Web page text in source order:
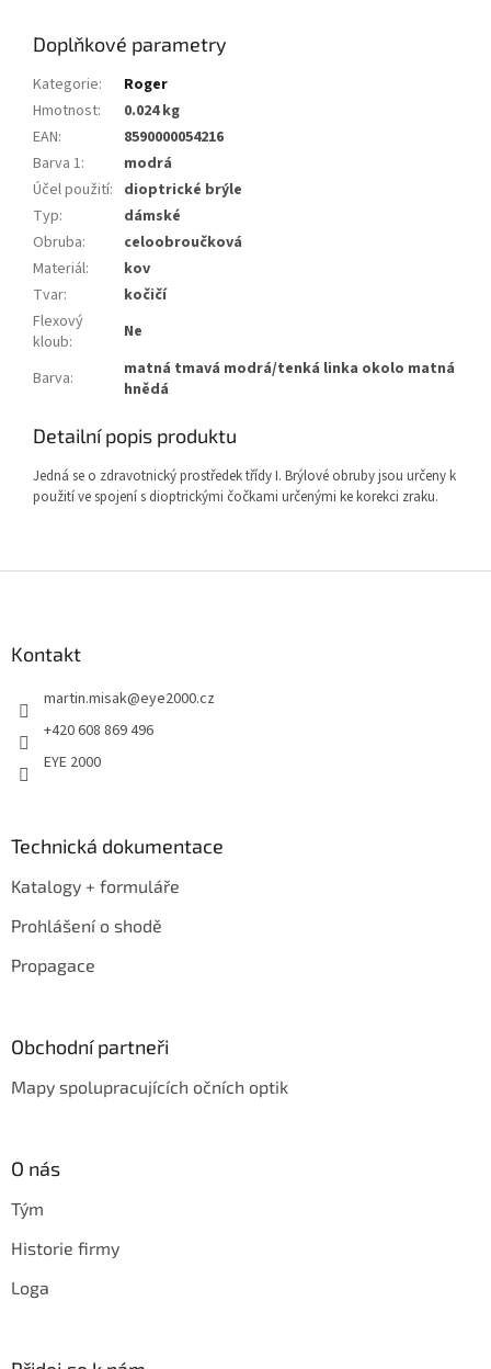
Doplňkové parametry
Kategorie:
Roger
Hmotnost:
0.024 kg
EAN:
8590000054216
Barva 1:
modrá
Účel použití: dioptrické brýle
Typ:
dámské
Obruba:
celoobroučková
Materiál:
kov
Tvar:
kočičí
Flexový
kloub: Ne
Barva:
matná tmavá modrá/tenká linka okolo matná
hnědá
Detailní popis produktu
Jedná se o zdravotnický prostředek třídy I. Brýlové obruby jsou určeny k
použití ve spojení s dioptrickými čočkami určenými ke korekci zraku.
Kontakt
martin.misak@eye2000.cz
+420 608 869 496
EYE 2000
Technická dokumentace
Katalogy + formuláře
Prohlášení o shodě
Propagace
Obchodní partneři
Mapy spolupracujících očních optik
O nás
Tým
Historie firmy
Loga